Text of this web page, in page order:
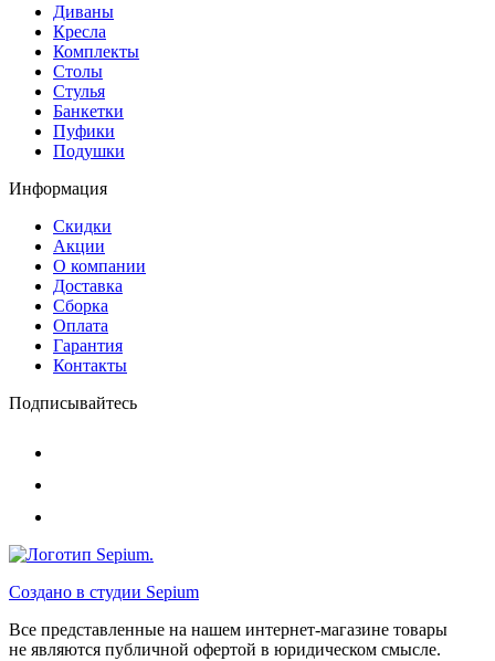
Диваны
Кресла
Комплекты
Столы
Стулья
Банкетки
Пуфики
Подушки
Информация
Скидки
Акции
О компании
Доставка
Сборка
Оплата
Гарантия
Контакты
Подписывайтесь
Создано в студии Sepium
Все представленные на нашем интернет-магазине товары
не являются публичной офертой в юридическом смысле.